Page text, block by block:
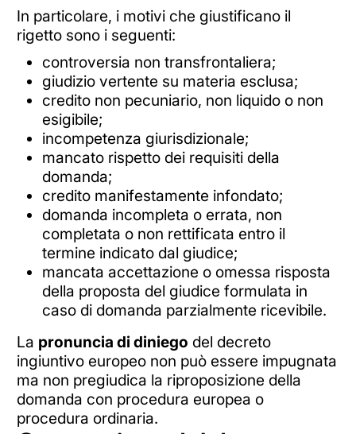
In particolare, i motivi che giustificano il
rigetto sono i seguenti:
controversia non transfrontaliera;
giudizio vertente su materia esclusa;
credito non pecuniario, non liquido o non
esigibile;
incompetenza giurisdizionale;
mancato rispetto dei requisiti della
domanda;
credito manifestamente infondato;
domanda incompleta o errata, non
completata o non rettificata entro il
termine indicato dal giudice;
mancata accettazione o omessa risposta
della proposta del giudice formulata in
caso di domanda parzialmente ricevibile.
La pronuncia di diniego del decreto
ingiuntivo europeo non può essere impugnata
ma non pregiudica la riproposizione della
domanda con procedura europea o
procedura ordinaria.